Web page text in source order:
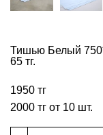
Тишью Белый
65 тг.
1950 тг
2000 тг от 10 шт.